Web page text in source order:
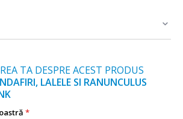
TA DESPRE ACEST PRODUS
LALELE SI RANUNCULUS